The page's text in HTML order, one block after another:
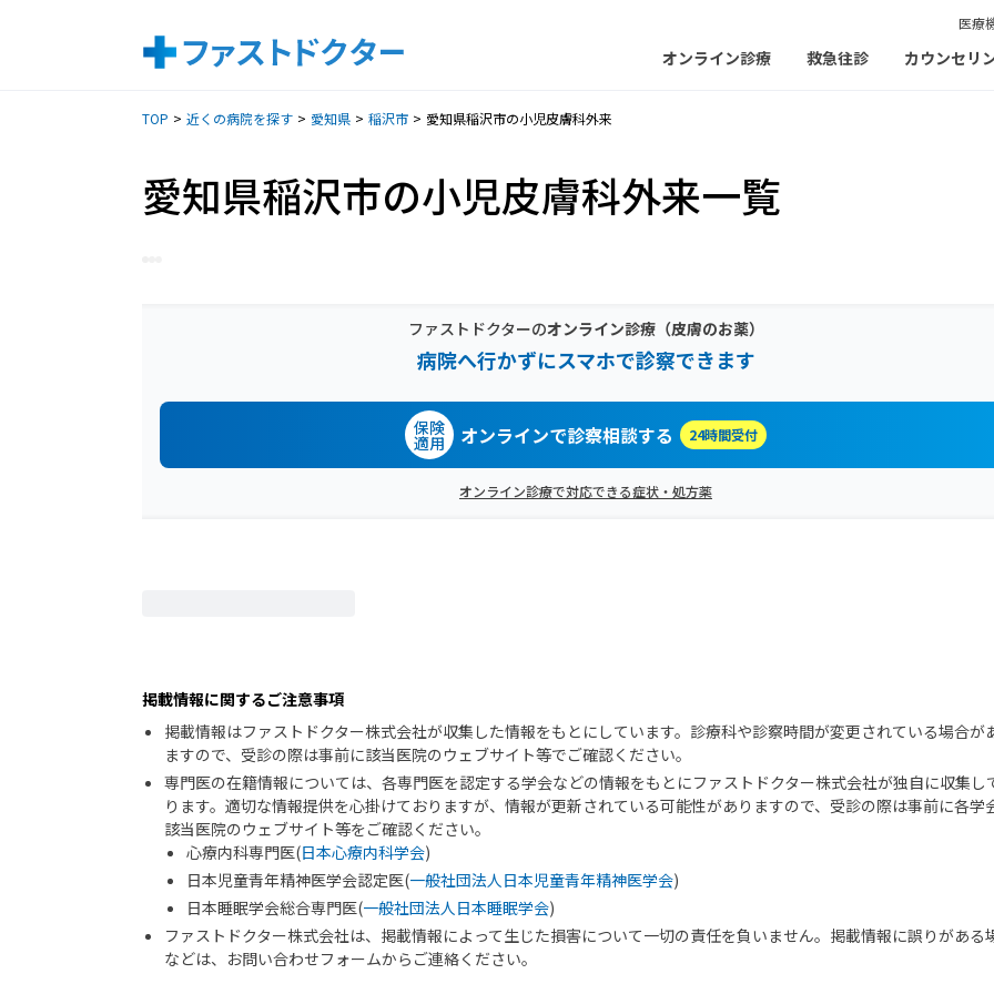
医療
オンライン診療 救急往診 カウンセリ
TOP 近くの病院を探す 愛知県 稲沢市 愛知県稲沢市の小児皮膚科外来
愛知県稲沢市の小児皮膚科外来一覧
ファストドクターのオンライン診療（皮膚のお薬）
病院へ行かずにスマホで診察できます
保険
適用 オンラインで診察相談する 24時間受付
オンライン診療で対応できる症状・処方薬
掲載情報に関するご注意事項
掲載情報はファストドクター株式会社が収集した情報をもとにしています。診療科や診察時間が変更されている場合が
ますので、受診の際は事前に該当医院のウェブサイト等でご確認ください。
専門医の在籍情報については、各専門医を認定する学会などの情報をもとにファストドクター株式会社が独自に収集し
ります。適切な情報提供を心掛けておりますが、情報が更新されている可能性がありますので、受診の際は事前に各学
該当医院のウェブサイト等をご確認ください。
心療内科専門医(日本心療内科学会)
日本児童青年精神医学会認定医(一般社団法人日本児童青年精神医学会)
日本睡眠学会総合専門医(一般社団法人日本睡眠学会)
ファストドクター株式会社は、掲載情報によって生じた損害について一切の責任を負いません。掲載情報に誤りがある
などは、お問い合わせフォームからご連絡ください。